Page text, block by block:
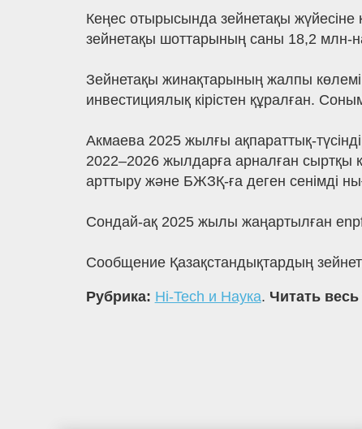
Кеңес отырысында зейнетақы
зейнетақы шоттарының саны 18,2 млн-
Зейнетақы жинақтарының жалпы
инвестициялық кірістен құралған.
Акмаева 2025 жылғы ақпараттық-
2022–2026 жылдарға арналған сыртқы
арттыру және БЖЗҚ-ға деген сенімді
Сондай-ақ 2025 жылы жаңартылған
Сообщение Қазақстандықтардың
Рубрика: Hi-Tech и Наука. Читать весь